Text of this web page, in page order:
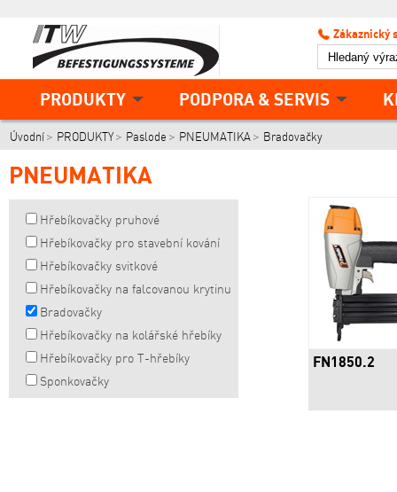
PRODUKTY PODPORA & SERVIS
Zákaznický
Úvodní PRODUKTY Paslode PNEUMATIKA Bradovačky
PNEUMATIKA
Hřebíkovačky pruhové
Hřebíkovačky pro stavební kování
Hřebíkovačky svitkové
Hřebíkovačky na falcovanou krytinu
Bradovačky
Hřebíkovačky na kolářské hřebíky
Hřebíkovačky pro T-hřebíky
Sponkovačky
FN1850.2